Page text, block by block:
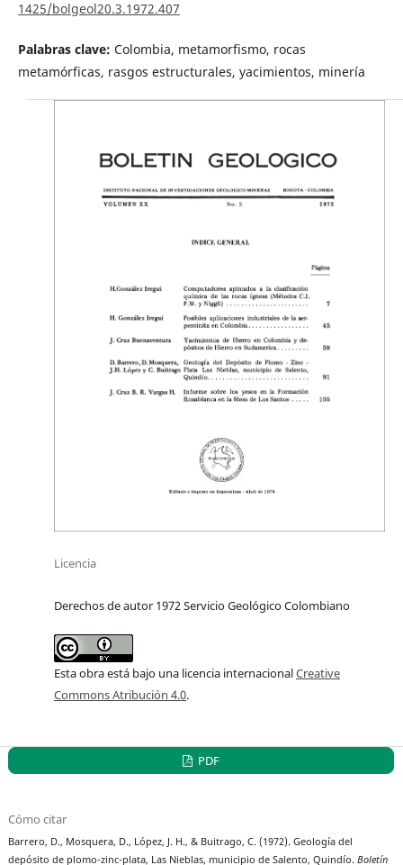
1425/bolgeol20.3.1972.407
Palabras clave: Colombia, metamorfismo, rocas
metamórficas, rasgos estructurales, yacimientos, minería
Licencia
Derechos de autor 1972 Servicio Geológico Colombiano
Esta obra está bajo una licencia internacionalCreative
Commons Atribución 4.0.
PDF
Cómo citar
Barrero, D., Mosquera, D., López, J. H., & Buitrago, C. (1972). Geología del
depósito de plomo-zinc-plata, Las Nieblas, municipio de Salento, Quindío.Boletín